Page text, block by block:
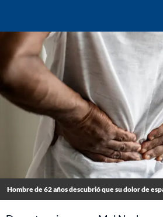
Hombre de 62 años descubrió que su dolor de